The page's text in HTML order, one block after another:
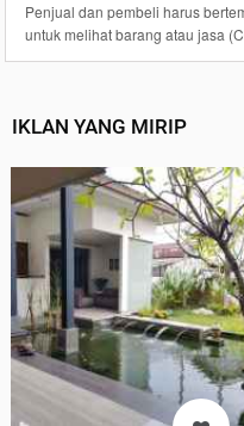
Penjual dan pembeli harus
untuk melihat barang atau jasa
IKLAN YANG MIRIP